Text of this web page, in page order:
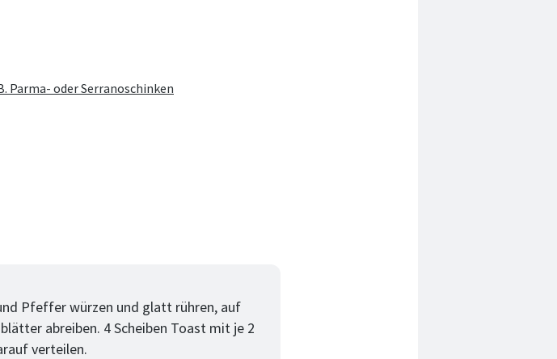
Parma- oder Serranoschinken
Pfeffer würzen und glatt rühren, auf
abreiben. 4 Scheiben Toast mit je 2
verteilen.